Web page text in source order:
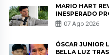
MARIO HART
INESPERADO
SALUD ANTES
KORINA: “ME
07 Ago 2026
ÓSCAR JUNIOR
BELLA LUZ